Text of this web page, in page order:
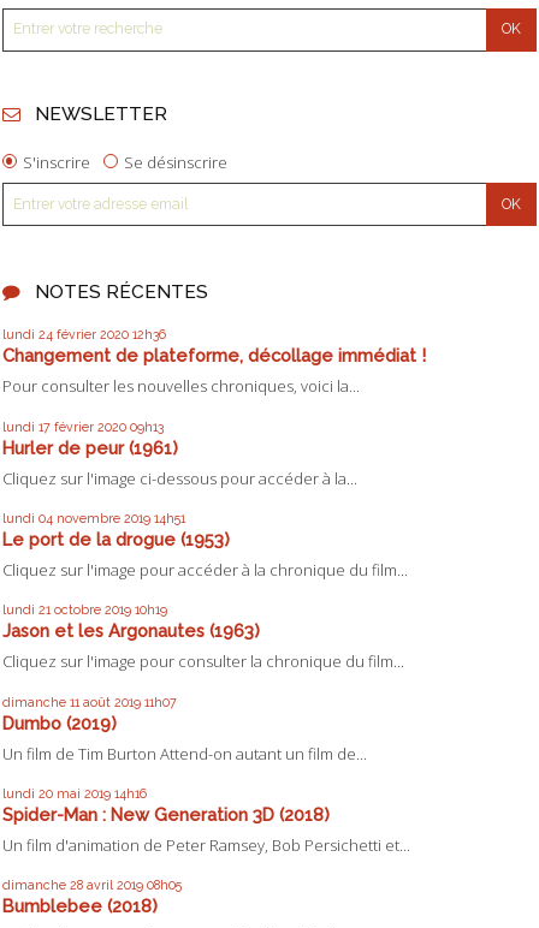
NEWSLETTER
S'inscrire Se désinscrire
NOTES RÉCENTES
lundi 24 février 2020 12h36
Changement de plateforme, décollage immédiat !
Pour consulter les nouvelles chroniques, voici la...
lundi 17 février 2020 09h13
Hurler de peur (1961)
Cliquez sur l'image ci-dessous pour accéder à la...
lundi 04 novembre 2019 14h51
Le port de la drogue (1953)
Cliquez sur l'image pour accéder à la chronique du film...
lundi 21 octobre 2019 10h19
Jason et les Argonautes (1963)
Cliquez sur l'image pour consulter la chronique du film...
dimanche 11 août 2019 11h07
Dumbo (2019)
Un film de Tim Burton Attend-on autant un film de...
lundi 20 mai 2019 14h16
Spider-Man : New Generation 3D (2018)
Un film d'animation de Peter Ramsey, Bob Persichetti et...
dimanche 28 avril 2019 08h05
Bumblebee (2018)